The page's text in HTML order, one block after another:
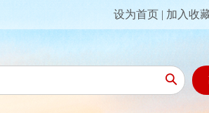
设为首页 | 加入收
